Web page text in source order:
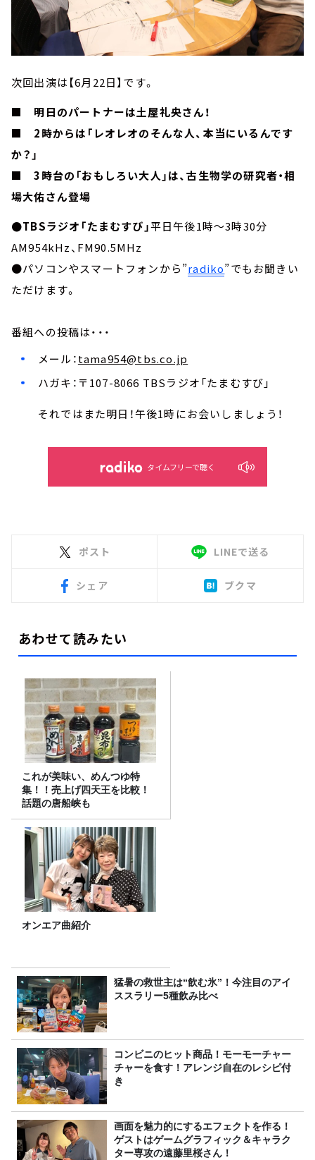
次回出演は【6月22日】です。
■ 明日のパートナーは土屋礼央さん！
■ 2時からは「レオレオのそんな人、本当にいるんです
か？」
■ 3時台の「おもしろい大人」は、古生物学の研究者・相
場大佑さん登場
●TBSラジオ「たまむすび」平日午後1時～3時30分
AM954kHz、FM90.5MHz
●パソコンやスマートフォンから”radiko”でもお聞きい
ただけます。
番組への投稿は・・・
メール：tama954@tbs.co.jp
ハガキ：〒107-8066 TBSラジオ「たまむすび」
それではまた明日！午後1時にお会いしましょう！
タイムフリーで聴く
ポスト LINEで送る
シェア ブクマ
あわせて読みたい
これが美味い、めんつゆ特
集！！売上げ四天王を比較！
話題の唐船峡も
オンエア曲紹介
猛暑の救世主は“飲む氷”！今注目のアイ
ススラリー5種飲み比べ
コンビニのヒット商品！モーモーチャー
チャーを食す！アレンジ自在のレシピ付
き
画面を魅力的にするエフェクトを作る！
ゲストはゲームグラフィック＆キャラク
ター専攻の遠藤里桜さん！